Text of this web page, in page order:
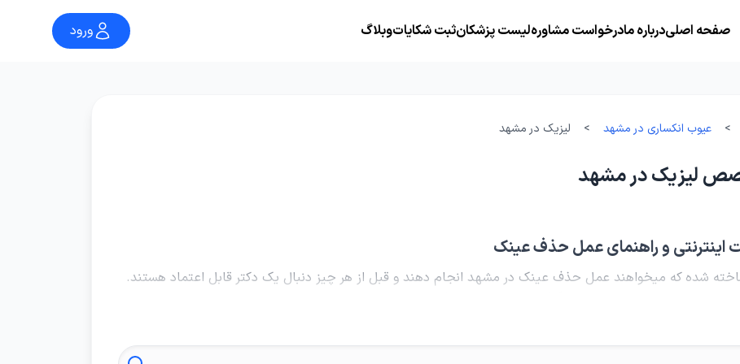
صفحه اصلیدرباره مادرخواست مشاورهلیست پزشکانثبت شکایاتوبلاگ ورود
> عیوب انکساری در مشهد > لیزیک در مشهد
لیزیک در مشهد
اینترنتی و راهنمای عمل حذف عینک
شده که میخواهند عمل حذف عینک در مشهد انجام دهند و قبل از هر چیز دنبال یک دکتر قابل اعتماد هستند.
گیری با خیال راحت درباره عمل و هزینه. پزشکم در این صفحه کمک میکند مسیر شما از جستجوی دکتر تا
کوتاه تر و شفاف تر شود. عبارت بهترین دکتر عمل لیزیک چشم در مشهد برای خیلی از بیماران یعنی دکتری که فقط